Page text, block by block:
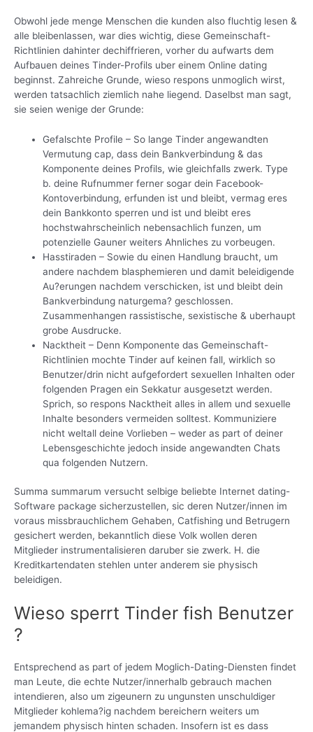
Obwohl jede menge Menschen die kunden also fluchtig lesen &
alle bleibenlassen, war dies wichtig, diese Gemeinschaft-
Richtlinien dahinter dechiffrieren, vorher du aufwarts dem
Aufbauen deines Tinder-Profils uber einem Online dating
beginnst. Zahreiche Grunde, wieso respons unmoglich wirst,
werden tatsachlich ziemlich nahe liegend. Daselbst man sagt,
sie seien wenige der Grunde:
Gefalschte Profile – So lange Tinder angewandten
Vermutung cap, dass dein Bankverbindung & das
Komponente deines Profils, wie gleichfalls zwerk. Type
b. deine Rufnummer ferner sogar dein Facebook-
Kontoverbindung, erfunden ist und bleibt, vermag eres
dein Bankkonto sperren und ist und bleibt eres
hochstwahrscheinlich nebensachlich funzen, um
potenzielle Gauner weiters Ahnliches zu vorbeugen.
Hasstiraden – Sowie du einen Handlung braucht, um
andere nachdem blasphemieren und damit beleidigende
Au?erungen nachdem verschicken, ist und bleibt dein
Bankverbindung naturgema? geschlossen.
Zusammenhangen rassistische, sexistische & uberhaupt
grobe Ausdrucke.
Nacktheit – Denn Komponente das Gemeinschaft-
Richtlinien mochte Tinder auf keinen fall, wirklich so
Benutzer/drin nicht aufgefordert sexuellen Inhalten oder
folgenden Pragen ein Sekkatur ausgesetzt werden.
Sprich, so respons Nacktheit alles in allem und sexuelle
Inhalte besonders vermeiden solltest. Kommuniziere
nicht weltall deine Vorlieben – weder as part of deiner
Lebensgeschichte jedoch inside angewandten Chats
qua folgenden Nutzern.
Summa summarum versucht selbige beliebte Internet dating-
Software package sicherzustellen, sic deren Nutzer/innen im
voraus missbrauchlichem Gehaben, Catfishing und Betrugern
gesichert werden, bekanntlich diese Volk wollen deren
Mitglieder instrumentalisieren daruber sie zwerk. H. die
Kreditkartendaten stehlen unter anderem sie physisch
beleidigen.
Wieso sperrt Tinder fish Benutzer
?
Entsprechend as part of jedem Moglich-Dating-Diensten findet
man Leute, die echte Nutzer/innerhalb gebrauch machen
intendieren, also um zigeunern zu ungunsten unschuldiger
Mitglieder kohlema?ig nachdem bereichern weiters um
jemandem physisch hinten schaden. Insofern ist es dass